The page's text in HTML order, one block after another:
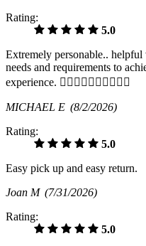
Rating:
5.0
Extremely personable..
needs and requirements to
experience. 👍🏻👍🏻👍🏻👍🏻👍🏻
MICHAEL E (8/2/2026)
Rating:
5.0
Easy pick up and easy return.
Joan M (7/31/2026)
Rating:
5.0